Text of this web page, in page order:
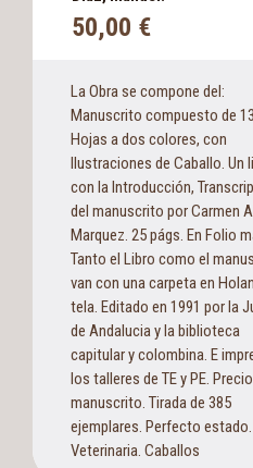
50,00 €
La Obra se compone del:
Manuscrito compuesto de 13
Hojas a dos colores, con
Ilustraciones de Caballo. Un
con la Introducción,
del manuscrito por Carmen
Marquez. 25 págs. En Folio
Tanto el Libro como el
van con una carpeta en
tela. Editado en 1991 por la
de Andalucia y la biblioteca
capitular y colombina. E
los talleres de TE y PE.
manuscrito. Tirada de 385
ejemplares. Perfecto estado.
Veterinaria. Caballos